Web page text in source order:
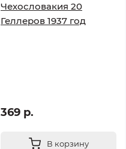
Чехословакия 20
Геллеров 1937 год
369 р.
В корзину